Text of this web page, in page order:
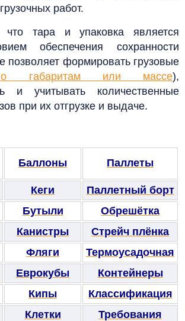
работ.
тара и упаковка является
обеспечения сохранности
позволяет формировать грузовые
габаритам или массе),
и учитывать количественные
при их отгрузке и выдаче.
Баллоны Паллеты
Кеги
Паллетный борт
Бутыли
Обрешётка
Канистры
Стрейч плёнка
Фляги
Термоусадочная
Еврокубы
Контейнеры
Кипы
Классификация
Клетки Требования